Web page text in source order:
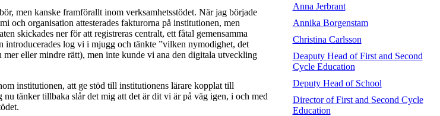
men kanske framförallt inom verksamhetsstödet. När jag började
och organisation attesterades fakturorna på institutionen, men
skickades ner för att registreras centralt, ett fåtal gemensamma
introducerades log vi i mjugg och tänkte ”vilken nymodighet, det
eller mindre rätt), men inte kunde vi ana den digitala utveckling
institutionen, att ge stöd till institutionens lärare kopplat till
tänker tillbaka slår det mig att det är dit vi är på väg igen, i och med
Anna Jerbrant
Annika Borgenstam
Christina Carlsson
Deaputy Head of First and Second
Cycle Education
Deputy Head of School
Director of First and Second Cycle
Education